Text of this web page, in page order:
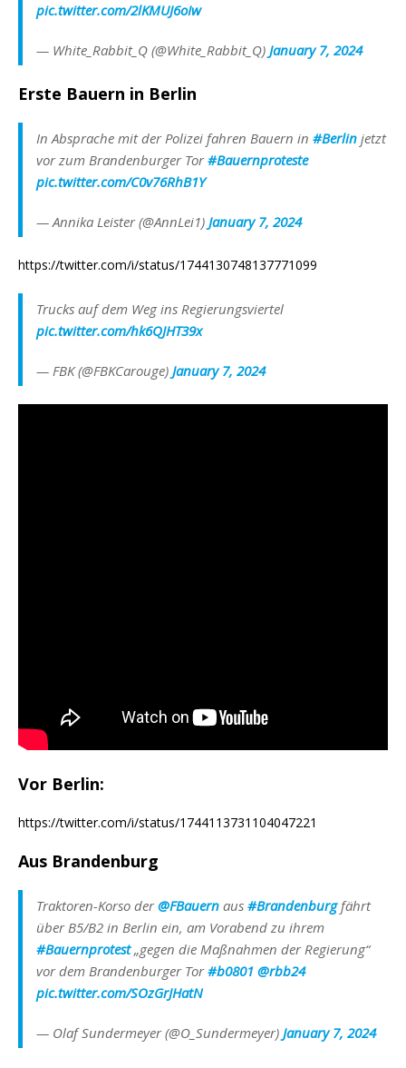
pic.twitter.com/2lKMUJ6oIw
— White_Rabbit_Q (@White_Rabbit_Q) January 7, 2024
Erste Bauern in Berlin
In Absprache mit der Polizei fahren Bauern in #Berlin jetzt
vor zum Brandenburger Tor#Bauernproteste
pic.twitter.com/C0v76RhB1Y
— Annika Leister (@AnnLei1) January 7, 2024
https://twitter.com/i/status/1744130748137771099
Trucks auf dem Weg ins Regierungsviertel
pic.twitter.com/hk6QJHT39x
— FBK (@FBKCarouge) January 7, 2024
Vor Berlin:
https://twitter.com/i/status/1744113731104047221
Aus Brandenburg
Traktoren-Korso der@FBauern aus #Brandenburgfährt
über B5/B2 in Berlin ein, am Vorabend zu ihrem
#Bauernprotest„gegen die Maßnahmen der Regierung“
vor dem Brandenburger Tor#b0801 @rbb24
pic.twitter.com/SOzGrJHatN
— Olaf Sundermeyer (@O_Sundermeyer) January 7, 2024